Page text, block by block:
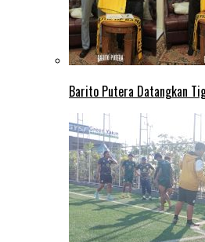
Barito Putera Datangkan